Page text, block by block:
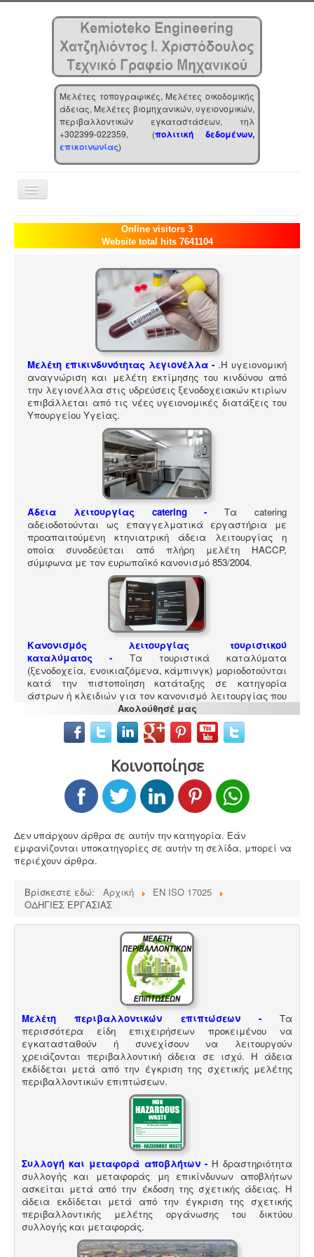
Μελέτες τοπογραφικές, Μελέτες οικοδομικής
άδειας, Μελέτες βιομηχανικών, υγειονομικών,
περιβαλλοντικών εγκαταστάσεων, τηλ
+302399-022359, (πολιτική δεδομένων,
επικοινωνίας)
Toggle
Navigation
Αρχική
Επιχείρηση
Online visitors 3
Website total hits 7641104
Μελέτη επικινδυνότητας λεγιονέλλα - .Η υγειονομική
αναγνώριση και μελέτη εκτίμησης του κινδύνου από
την λεγιονέλλα στις υδρεύσεις ξενοδοχειακών κτιρίων
επιβάλλεται από τις νέες υγειονομικές διατάξεις του
Υπουργείου Υγείας.
Άδεια λειτουργίας catering -
Τα catering
αδειοδοτούνται ως επαγγελματικά εργαστήρια με
προαπαιτούμενη κτηνιατρική άδεια λειτουργίας η
οποία συνοδεύεται από πλήρη μελέτη HACCP,
σύμφωνα με τον ευρωπαϊκό κανονισμό 853/2004.
Κανονισμός λειτουργίας τουριστικού
καταλύματος
- Τα τουριστικά καταλύματα
(ξενοδοχεία, ενοικιαζόμενα, κάμπινγκ) μοριοδοτούνται
κατά την πιστοποίηση κατάταξης σε κατηγορία
άστρων ή κλειδιών για τον κανονισμό λειτουργίας που
διακανονίζει θέματα πολιτικής παραπόνων, υποδοχής,
περιβάλλοντος και καθαριότητας.
Ερωτηματολόγιο ΕΟΦ για καλλυντικά -
Ο
σχεδιασμός και η λειτουργία ενός εργαστηρίου ή
Καλής Παρασκευαστικής Πρακτικής και ρυθμίζεται από
τον Ευρωπαϊκό Κανονισμό 1223/2009.
Ενεργειακά πιστοποιητικά - Όλες οι αγοραπωλησίες,
μισθώσεις, ανακαινίσεις και μονώσεις κατοικιών -
επαγγελματικών χώρων προαπαιτούν την ύπαρξη
ενεργειακού πιστοποιητικού
Σύστημα διαχείρισης ποιότητας ISO
επιχειρήσεις προκειμένου να είναι ελκυστικές στο
πελατειακό κοινό χρειάζεται να πιστοποιηθούν κατά
. Αυτό είτε απαιτείται για δουλειές με το δημόσιο
(δημοπρασίες) ή από τη νομοθεσία (τρόφιμα-ποτά) ή
αποτελεί κανόνα της αγοράς (εξαγωγές). Κλειδί στην
διαδικασία είναι η μελέτη διαχείρισης ποιότητας.
Ακολούθησέ μας
Κοινοποίησε
Δεν υπάρχουν άρθρα σε αυτήν την κατηγορία. Εάν
εμφανίζονται υποκατηγορίες σε αυτήν τη σελίδα, μπορεί να
περιέχουν άρθρα.
Βρίσκεστε εδώ: Αρχική
EN ISO 17025
ΟΔΗΓΙΕΣ ΕΡΓΑΣΙΑΣ
Μελέτη περιβαλλοντικών επιπτώσεων -
Τα
περισσότερα είδη επιχειρήσεων προκειμένου να
εγκατασταθούν ή συνεχίσουν να λειτουργούν
χρειάζονται περιβαλλοντική άδεια σε ισχύ. Η άδεια
εκδίδεται μετά από την έγκριση της σχετικής μελέτης
περιβαλλοντικών επιπτώσεων.
Συλλογή και μεταφορά αποβλήτων - Η δραστηριότητα
συλλογής και μεταφοράς μη επικίνδυνων αποβλήτων
ασκείται μετά από την έκδοση της σχετικής άδειας. Η
άδεια εκδίδεται μετά από την έγκριση της σχετικής
περιβαλλοντικής μελέτης οργάνωσης του δικτύου
συλλογής και μεταφοράς.